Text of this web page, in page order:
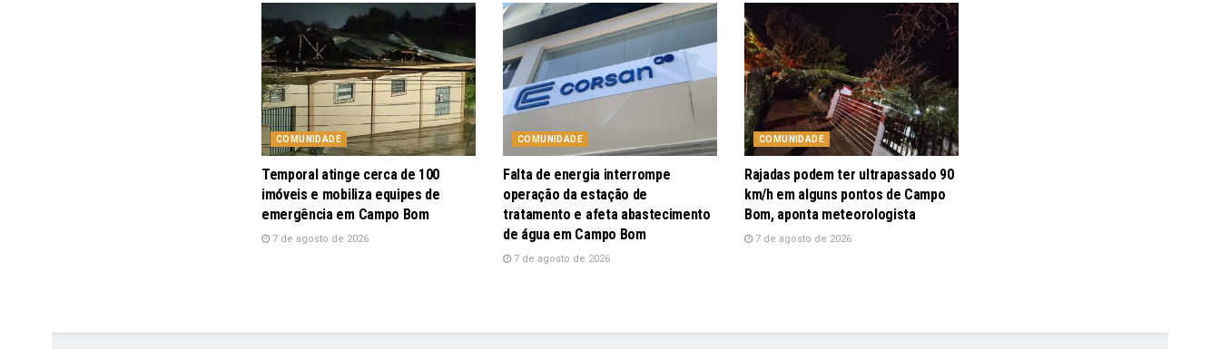
COMUNIDADE
Temporal atinge cerca de 100
imóveis e mobiliza equipes de
emergência em Campo Bom
7 de agosto de 2026
COMUNIDADE
Falta de energia interrompe
operação da estação de
tratamento e afeta abastecimento
de água em Campo Bom
7 de agosto de 2026
COMUNIDADE
Rajadas podem ter ultrapassado 90
km/h em alguns pontos de Campo
Bom, aponta meteorologista
7 de agosto de 2026